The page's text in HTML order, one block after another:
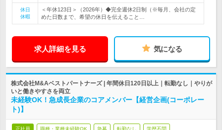
休日
休暇
＜年休123日＞（2026年）◆完全週休2日制（※毎月、会社の定
めた日数まで、希望の休日を伝えること…
求人詳細を見る 気になる
株式会社M&Aベストパートナーズ | 年間休日120日以上｜転勤なし｜やりが
いと働きやすさを両立
未経験OK！急成長企業のコアメンバー【経営企画(コーポレー
ト)】
正社員 職種・業種未経験OK 急募 転勤なし 学歴不問